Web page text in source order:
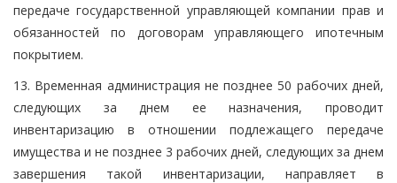
передаче государственной управляющей компании прав и
обязанностей по договорам управляющего ипотечным
покрытием.
13. Временная администрация не позднее 50 рабочих дней,
следующих за днем ее назначения, проводит
инвентаризацию в отношении подлежащего передаче
имущества и не позднее 3 рабочих дней, следующих за днем
завершения такой инвентаризации, направляет в